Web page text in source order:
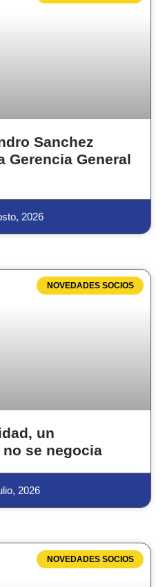
Sanchez
Gerencia General
2026
NOVEDADES SOCIOS
un
se negocia
2026
NOVEDADES SOCIOS